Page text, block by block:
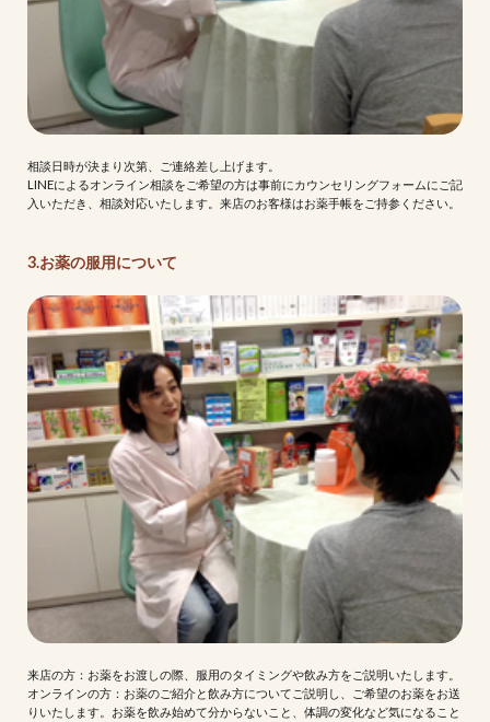
相談日時が決まり次第、ご連絡差し上げます。
LINEによるオンライン相談をご希望の方は事前にカウンセリングフォームにご記
入いただき、相談対応いたします。来店のお客様はお薬手帳をご持参ください。
3.お薬の服用について
来店の方：お薬をお渡しの際、服用のタイミングや飲み方をご説明いたします。
オンラインの方：お薬のご紹介と飲み方についてご説明し、ご希望のお薬をお送
りいたします。お薬を飲み始めて分からないこと、体調の変化など気になること